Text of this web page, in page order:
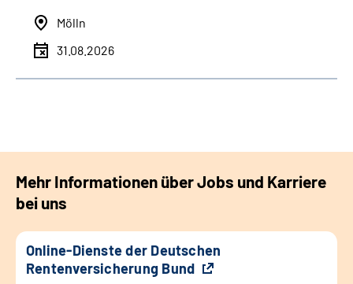
Mölln
31.08.2026
Mehr Informationen über Jobs und Karriere
bei uns
Online-Dienste der Deutschen
Rentenversicherung Bund